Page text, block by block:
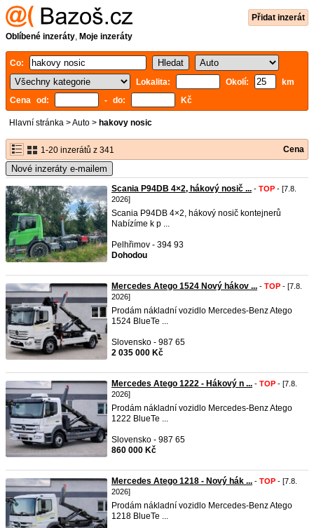
Přidat inzerát
Oblíbené inzeráty, Moje inzeráty
Co:
Lokalita:
Okolí:
km
Cena od:
- do: Kč
Hlavní stránka >Auto > hakovy nosic
1-20 inzerátů z 341 Cena
Nové inzeráty e-mailem
Scania P94DB 4×2, hákový nosič ... - TOP - [7.8.
2026]
Scania P94DB 4×2, hákový nosič kontejnerů
Nabízíme k p ...
Pelhřimov - 394 93
Dohodou
Mercedes Atego 1524 Nový hákov ... - TOP - [7.8.
2026]
Prodám nákladní vozidlo Mercedes-Benz Atego
1524 BlueTe ...
Slovensko - 987 65
2 035 000 Kč
Mercedes Atego 1222 - Hákový n ... - TOP - [7.8.
2026]
Prodám nákladní vozidlo Mercedes-Benz Atego
1222 BlueTe ...
Slovensko - 987 65
860 000 Kč
Mercedes Atego 1218 - Nový hák ... - TOP - [7.8.
2026]
Prodám nákladní vozidlo Mercedes-Benz Atego
1218 BlueTe ...